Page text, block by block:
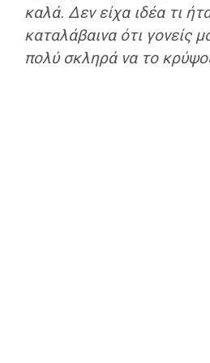
καλά. Δεν είχα ιδέα τι
καταλάβαινα ότι γονείς
πολύ σκληρά να το